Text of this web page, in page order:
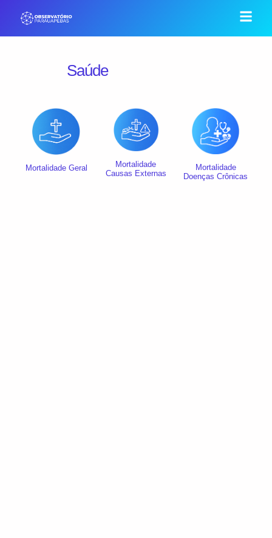
Saúde
Mortalidade Geral
Mortalidade
Causas Externas
Mortalidade
Doenças Crônicas